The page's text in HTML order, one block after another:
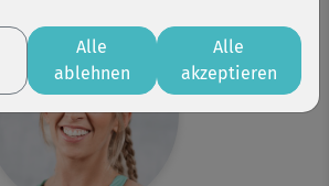
Alle
ablehnen
Alle
akzeptieren